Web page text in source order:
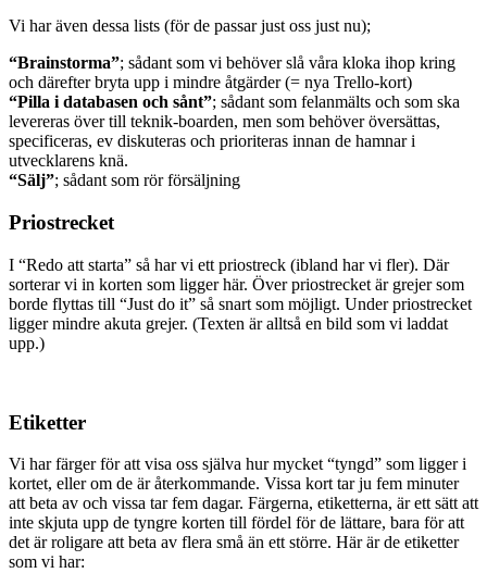
Vi har även dessa lists (för de passar just oss just nu);
“Brainstorma”; sådant som vi behöver slå våra kloka ihop kring
och därefter bryta upp i mindre åtgärder (= nya Trello-kort)
“Pilla i databasen och sånt”; sådant som felanmälts och som ska
levereras över till teknik-boarden, men som behöver översättas,
specificeras, ev diskuteras och prioriteras innan de hamnar i
utvecklarens knä.
“Sälj”; sådant som rör försäljning
Priostrecket
I “Redo att starta” så har vi ett priostreck (ibland har vi fler). Där
sorterar vi in korten som ligger här. Över priostrecket är grejer som
borde flyttas till “Just do it” så snart som möjligt. Under priostrecket
ligger mindre akuta grejer. (Texten är alltså en bild som vi laddat
upp.)
Etiketter
Vi har färger för att visa oss själva hur mycket “tyngd” som ligger i
kortet, eller om de är återkommande. Vissa kort tar ju fem minuter
att beta av och vissa tar fem dagar. Färgerna, etiketterna, är ett sätt att
inte skjuta upp de tyngre korten till fördel för de lättare, bara för att
det är roligare att beta av flera små än ett större. Här är de etiketter
som vi har: